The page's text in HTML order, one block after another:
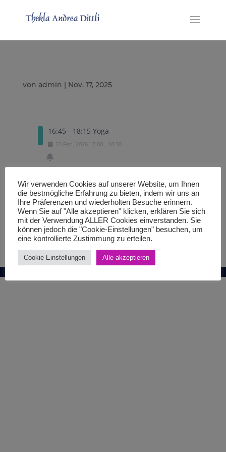
von admin | Nov. 17, 2025
16:45 - 18:15 Yoga
23 Feb. 2026 17:00 - 18:30
Exportiere eine .ICS Datei
Importiere in den Google Kalender
Wir verwenden Cookies auf unserer Website, um Ihnen
die bestmögliche Erfahrung zu bieten, indem wir uns an
Ihre Präferenzen und wiederholten Besuche erinnern.
Wenn Sie auf "Alle akzeptieren" klicken, erklären Sie sich
mit der Verwendung ALLER Cookies einverstanden. Sie
können jedoch die "Cookie-Einstellungen" besuchen, um
eine kontrollierte Zustimmung zu erteilen.
Cookie Einstellungen Alle akzeptieren